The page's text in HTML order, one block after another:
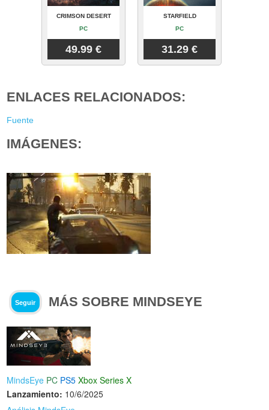
CRIMSON DESERT
PC
49.99 €
STARFIELD
PC
31.29 €
ENLACES RELACIONADOS:
Fuente
IMÁGENES:
Seguir MÁS SOBRE MINDSEYE
MindsEye PC PS5 Xbox Series X
Lanzamiento: 10/6/2025